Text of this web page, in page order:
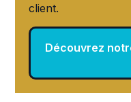
client.
Découvrez